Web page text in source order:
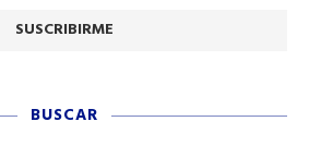
BUSCAR